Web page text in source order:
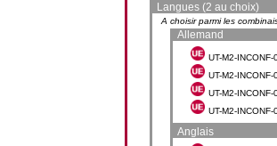
Langues (2 au choix)
A choisir parmi les
Allemand
UT-M2-INCONF-
UT-M2-INCONF-
UT-M2-INCONF-
UT-M2-INCONF-
Anglais